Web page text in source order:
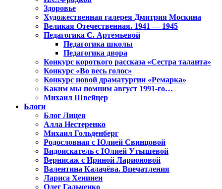
Здоровье
Художественная галерея Дмитрия Москина
Великая Отечественная. 1941 — 1945
Педагогика С. Артемьевой
Педагогика школы
Педагогика двора
Конкурс короткого рассказа «Сестра таланта»
Конкурс «Во весь голос»
Конкурс новой драматургии «Ремарка»
Каким мы помним август 1991-го…
Михаил Швейцер
Блоги
Блог Лицея
Алла Нестеренко
Михаил Гольденберг
Родословная с Юлией Свинцовой
Видоискатель с Юлией Утышевой
Вернисаж с Ириной Ларионовой
Валентина Калачёва. Впечатления
Лариса Хенинен
Олег Гальченко